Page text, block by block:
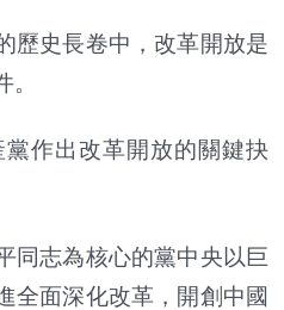
歷史長卷中，改革開放是
作出改革開放的關鍵抉
同志為核心的黨中央以巨
全面深化改革，開創中國